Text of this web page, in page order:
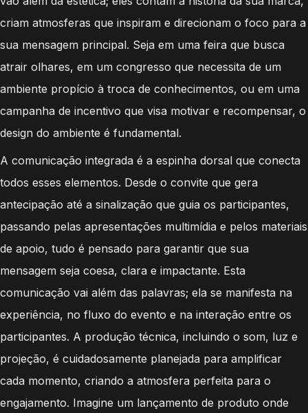
criam atmosferas que inspiram e direcionam o foco para a
sua mensagem principal. Seja em uma feira que busca
atrair olhares, em um congresso que necessita de um
ambiente propício à troca de conhecimentos, ou em uma
campanha de incentivo que visa motivar e recompensar, o
design do ambiente é fundamental.
A comunicação integrada é a espinha dorsal que conecta
todos esses elementos. Desde o convite que gera
antecipação até a sinalização que guia os participantes,
passando pelas apresentações multimídia e pelos materiais
de apoio, tudo é pensado para garantir que sua
mensagem seja coesa, clara e impactante. Esta
comunicação vai além das palavras; ela se manifesta na
experiência, no fluxo do evento e na interação entre os
participantes. A produção técnica, incluindo o som, luz e
projeção, é cuidadosamente planejada para amplificar
cada momento, criando a atmosfera perfeita para o
engajamento. Imagine um lançamento de produto onde